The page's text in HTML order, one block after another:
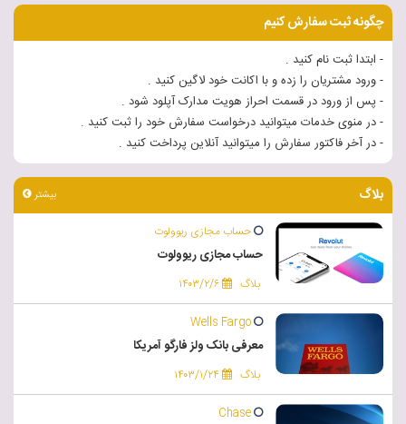
چگونه ثبت سفارش کنیم
- ابتدا ثبت نام کنید .
- ورود مشتریان را زده و با اکانت خود لاگین کنید .
- پس از ورود در قسمت احراز هویت مدارک آپلود شود .
- در منوی خدمات میتوانید درخواست سفارش خود را ثبت کنید .
- در آخر فاکتور سفارش را میتوانید آنلاین پرداخت کنید .
بلاگ بیشتر
حساب مجازی ریوولوت
حساب مجازی ریوولوت
بلاگ ۱۴۰۳/۲/۶
Wells Fargo
معرفی بانک ولز فارگو آمریکا
بلاگ ۱۴۰۳/۱/۲۴
Chase